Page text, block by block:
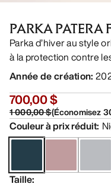
PARKA PATERA
Parka d’hiver au style
à la protection contre
Année de création:
700,00 $
1 000,00 $(Économisez
Couleur à prix réduit:
Taille: